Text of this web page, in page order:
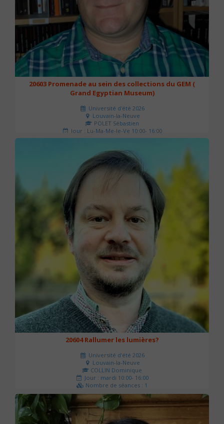
20603 Promenade au sein des collections du GEM (
Grand Egyptian Museum)
Université d'été 2026
Louvain-la-Neuve
POLET Sébastien
Jour : Lu-Ma-Me-Je-Ve 10:00- 16:00
Nombre de séances : 2
20604 Rallumer les lumières?
Université d'été 2026
Louvain-la-Neuve
COLLIN Dominique
Jour : mardi 10:00- 16:00
Nombre de séances : 1
60 €